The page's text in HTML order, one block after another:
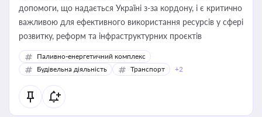
допомоги, що надається Україні з-за кордону, і є критично
важливою для ефективного використання ресурсів у сфері
розвитку, реформ та інфраструктурних проєктів
Паливно-енергетичний комплекс
Будівельна діяльність
Транспорт +2